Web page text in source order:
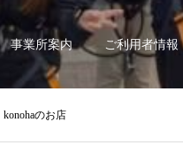
事業所案内 ご利用者情報
のお店